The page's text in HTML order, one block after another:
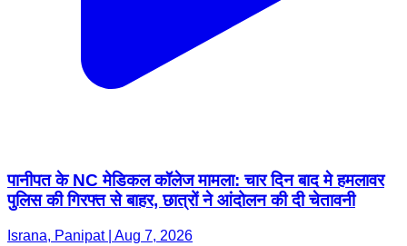
पानीपत के NC मेडिकल कॉलेज मामला: चार दिन बाद मे हमलावर
पुलिस की गिरफ्त से बाहर, छात्रों ने आंदोलन की दी चेतावनी
Israna, Panipat | Aug 7, 2026